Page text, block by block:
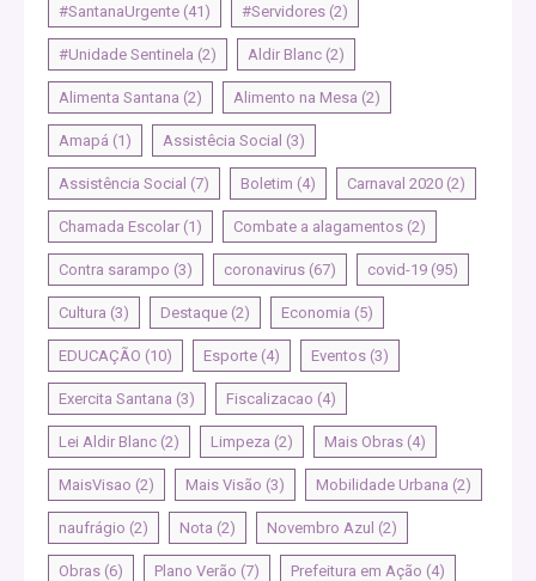
#SantanaUrgente (41) #Servidores (2)
#Unidade Sentinela (2) Aldir Blanc (2)
Alimenta Santana (2) Alimento na Mesa (2)
Amapá (1) Assistêcia Social (3)
Assistência Social (7) Boletim (4) Carnaval 2020 (2)
Chamada Escolar (1) Combate a alagamentos (2)
Contra sarampo (3) coronavirus (67) covid-19 (95)
Cultura (3) Destaque (2) Economia (5)
EDUCAÇÃO (10) Esporte (4) Eventos (3)
Exercita Santana (3) Fiscalizacao (4)
Lei Aldir Blanc (2) Limpeza (2) Mais Obras (4)
MaisVisao (2) Mais Visão (3) Mobilidade Urbana (2)
naufrágio (2) Nota (2) Novembro Azul (2)
Obras (6) Plano Verão (7) Prefeitura em Ação (4)